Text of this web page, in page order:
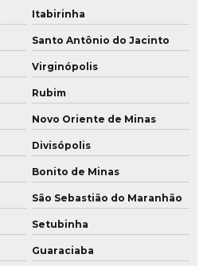
Itabirinha
Santo Antônio do Jacinto
Virginópolis
Rubim
Novo Oriente de Minas
Divisópolis
Bonito de Minas
São Sebastião do Maranhão
Setubinha
Guaraciaba